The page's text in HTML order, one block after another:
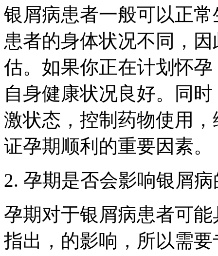
银屑病患者一般可以正
患者的身体状况不同，
估。如果你正在计划怀
自身健康状况良好。同
激状态，控制药物使用
证孕期顺利的重要因素。
2. 孕期是否会影响银屑
孕期对于银屑病患者可
指出，的影响，所以需